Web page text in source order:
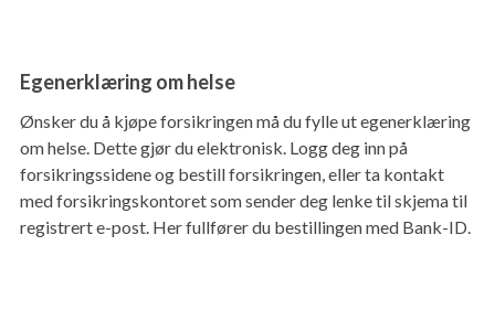
Egenerklæring om helse
Ønsker du å kjøpe forsikringen må du fylle ut egenerklæring
om helse. Dette gjør du elektronisk. Logg deg inn på
forsikringssidene og bestill forsikringen, eller ta kontakt
med forsikringskontoret som sender deg lenke til skjema til
registrert e-post. Her fullfører du bestillingen med Bank-ID.